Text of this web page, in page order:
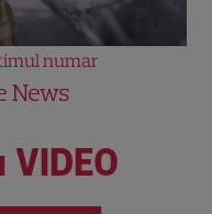
numar
News